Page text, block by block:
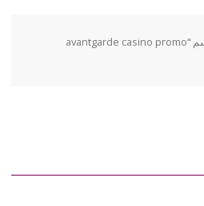
/ مقالات تحت الوسم “avantgarde casino promo